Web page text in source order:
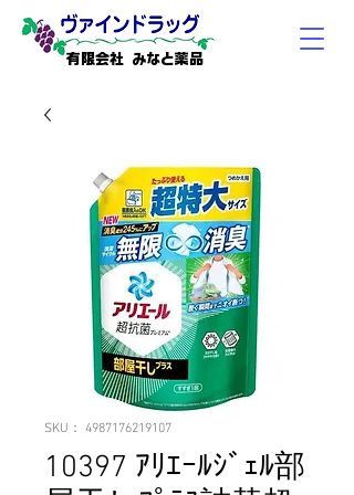
有限会社 みなと薬品
SKU： 4987176219107
10397 ｱﾘｴｰﾙｼﾞｪﾙ部